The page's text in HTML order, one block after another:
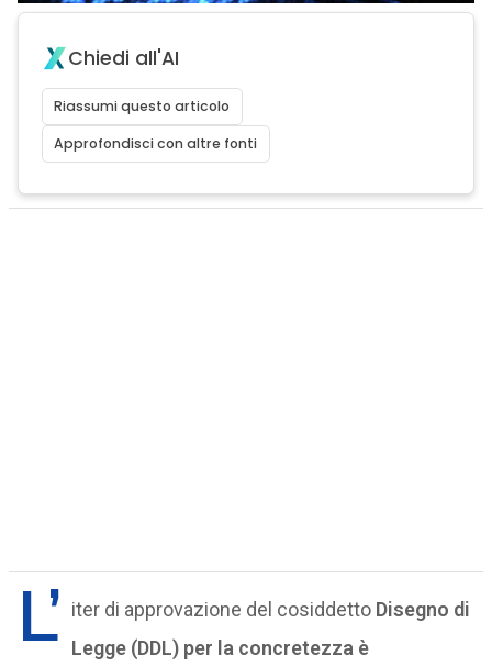
Chiedi all'AI
Riassumi questo articolo
Approfondisci con altre fonti
L’ iter di approvazione del cosiddetto Disegno di
Legge (DDL) per la concretezza è